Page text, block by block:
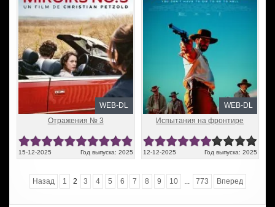
WEB-DL
Отражения № 3
15-12-2025 Год выпуска: 2025
WEB-DL
Испытания на фронтире
12-12-2025 Год выпуска: 2025
Назад 1 2 3 4 5 6 7 8 9 10 ... 773 Вперед